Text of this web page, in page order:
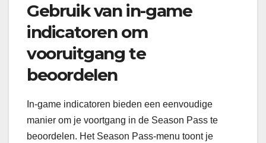
Gebruik van in-game
indicatoren om
vooruitgang te
beoordelen
In-game indicatoren bieden een eenvoudige
manier om je voortgang in de Season Pass te
beoordelen. Het Season Pass-menu toont je